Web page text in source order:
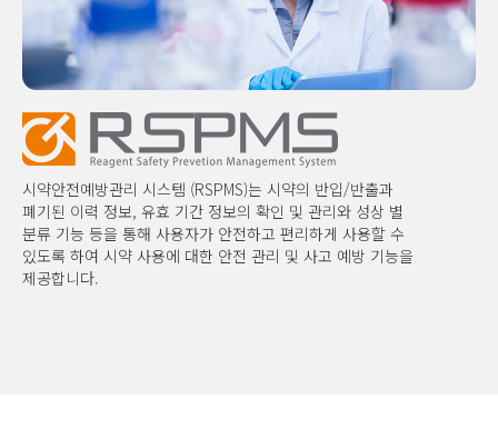
시약안전예방관리 시스템 (RSPMS)는 시약의 반입/반출과
폐기된 이력 정보, 유효 기간 정보의 확인 및 관리와 성상 별
분류 기능 등을 통해 사용자가 안전하고 편리하게 사용할 수
있도록 하여 시약 사용에 대한 안전 관리 및 사고 예방 기능을
제공합니다.